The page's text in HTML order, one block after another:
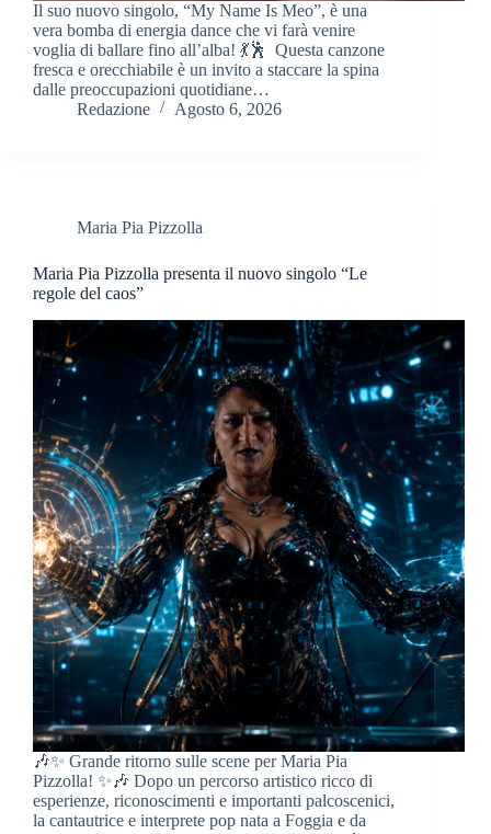
Il suo nuovo singolo, “My Name Is Meo”, è una
vera bomba di energia dance che vi farà venire
voglia di ballare fino all’alba! 💃🕺 Questa canzone
fresca e orecchiabile è un invito a staccare la spina
dalle preoccupazioni quotidiane…
Redazione
Agosto 6, 2026
Maria Pia Pizzolla
Maria Pia Pizzolla presenta il nuovo singolo “Le
regole del caos”
🎶✨ Grande ritorno sulle scene per Maria Pia
Pizzolla! ✨🎶 Dopo un percorso artistico ricco di
esperienze, riconoscimenti e importanti palcoscenici,
la cantautrice e interprete pop nata a Foggia e da